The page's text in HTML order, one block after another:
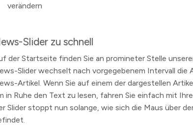
verändern
Slider zu schnell
der Startseite finden Sie an promineter Stelle
Slider wechselt nach vorgegebenem Intervall die
Artikel. Wenn Sie auf einem der dargestellen
in Ruhe den Text zu lesen, fahren Sie einfach mit
Slider stoppt nun solange, wie sich die Maus über